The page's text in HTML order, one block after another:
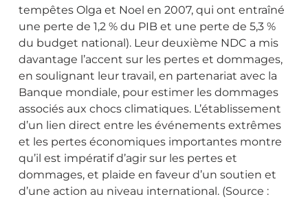
tempêtes Olga et Noel en 2007, qui ont entraîné
une perte de 1,2 % du PIB et une perte de 5,3 %
du budget national). Leur deuxième NDC a mis
davantage l’accent sur les pertes et dommages,
en soulignant leur travail, en partenariat avec la
Banque mondiale, pour estimer les dommages
associés aux chocs climatiques. L’établissement
d’un lien direct entre les événements extrêmes
et les pertes économiques importantes montre
qu’il est impératif d’agir sur les pertes et
dommages, et plaide en faveur d’un soutien et
d’une action au niveau international. (Source :